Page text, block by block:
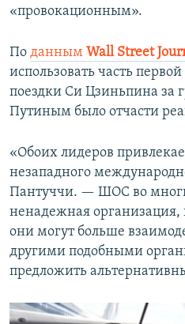
«провокационным».
По данным Wall Street
использовать часть
поездки Си Цзиньпина за
Путиным было отчасти
«Обоих лидеров
незападного
Пантуччи. — ШОС во
ненадежная организация,
они могут больше
другими подобными
предложить